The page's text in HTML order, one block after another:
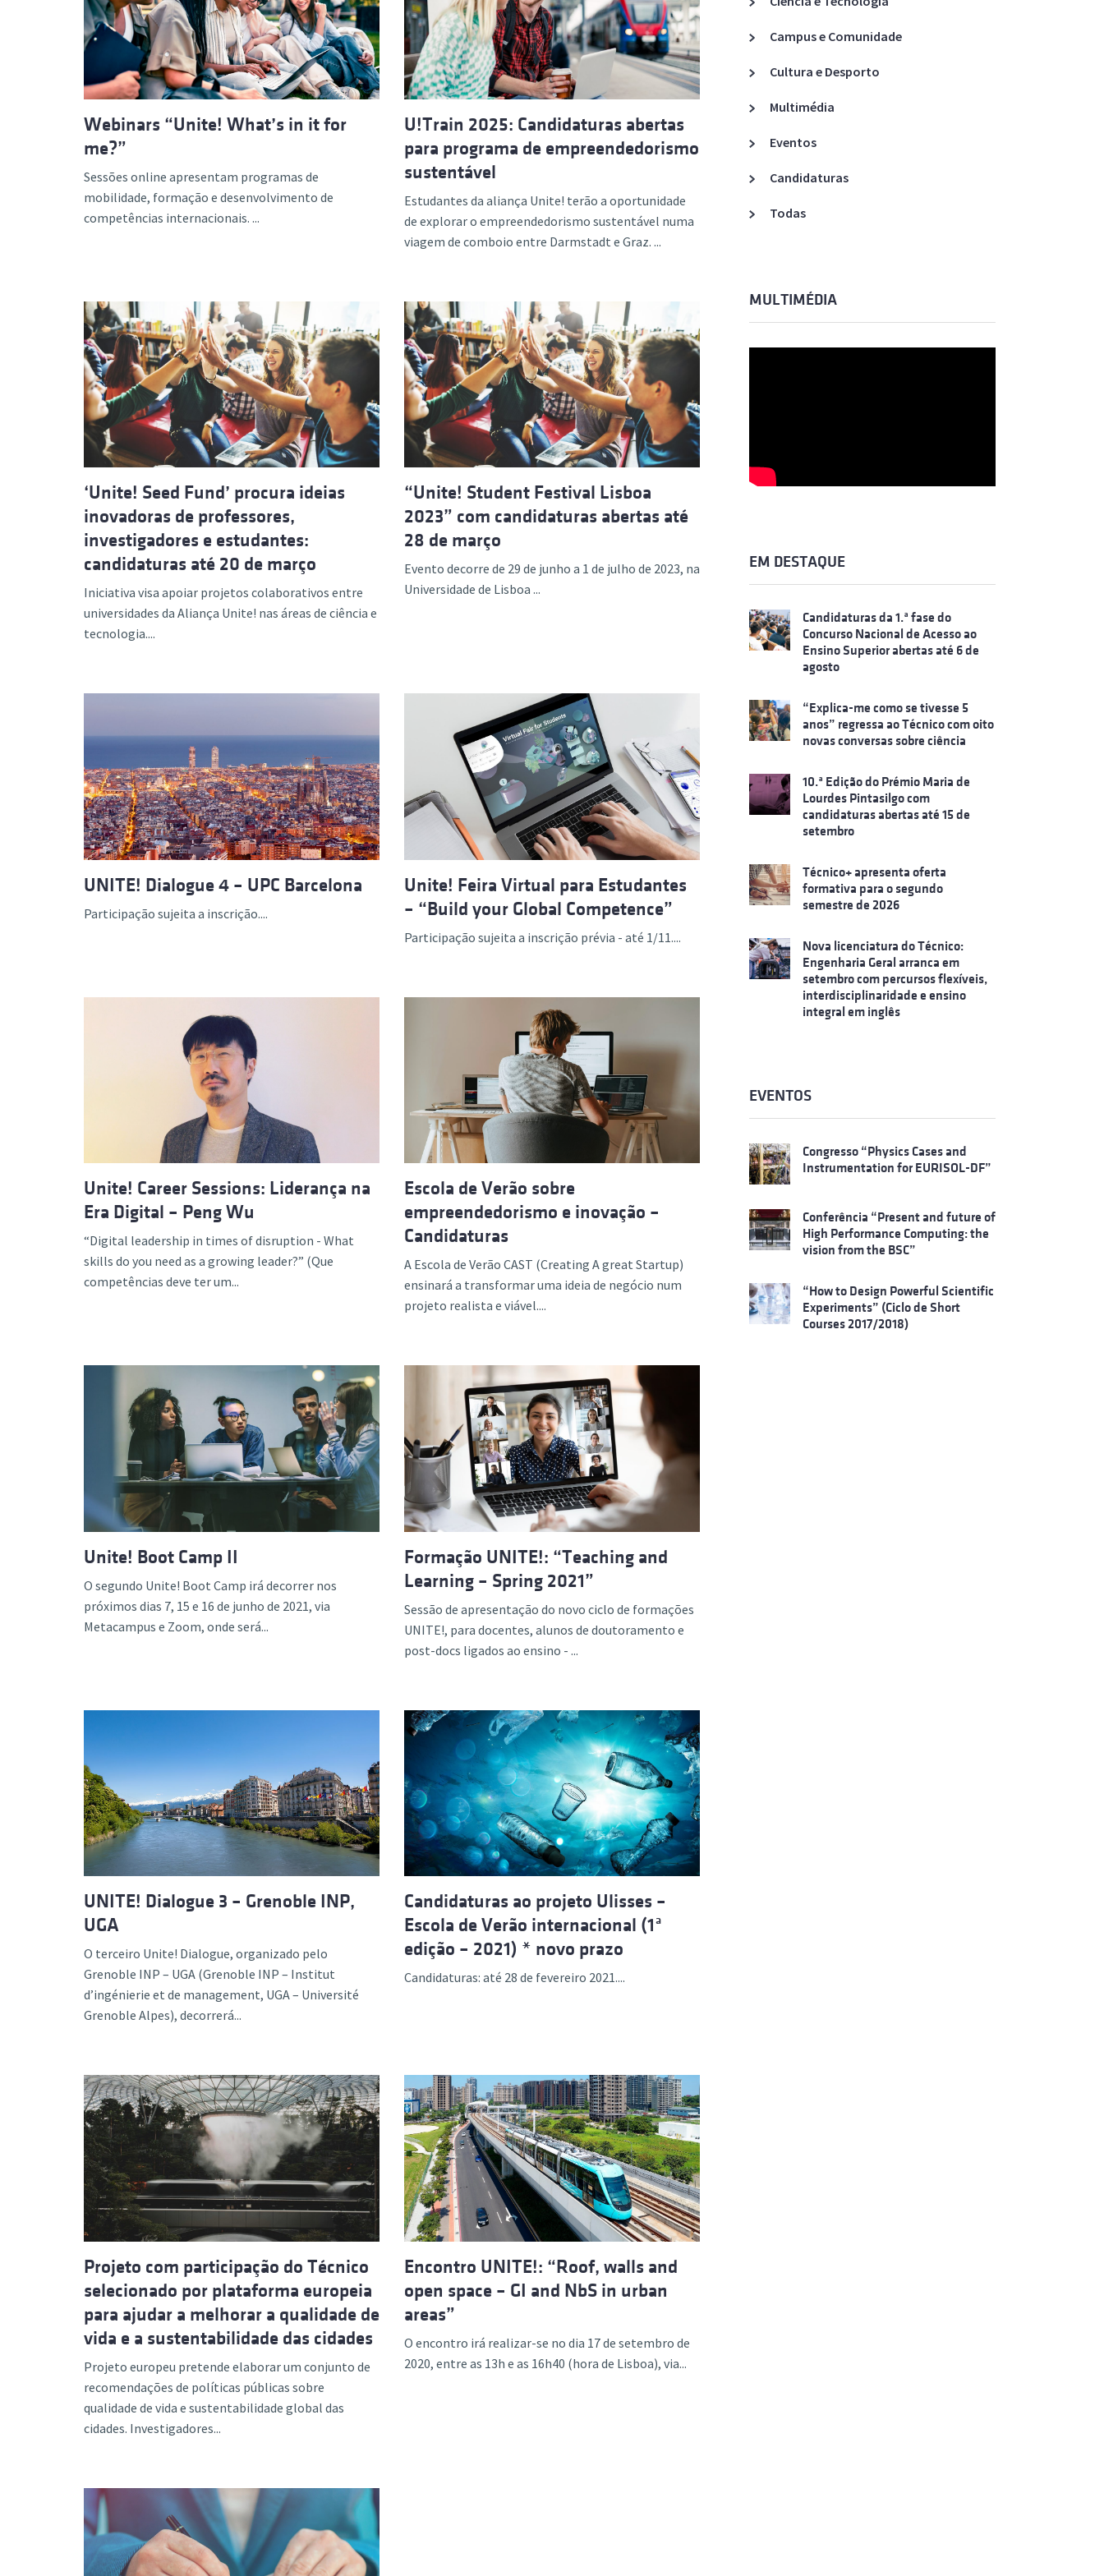
Formação Avançada
Acreditações A3ES
Webinars “Unite! What’s in it for
me?”
Sessões online apresentam programas de
mobilidade, formação e desenvolvimento de
competências internacionais. ...
U!Train 2025: Candidaturas abertas
para programa de empreendedorismo
sustentável
Estudantes da aliança Unite! terão a oportunidade
de explorar o empreendedorismo sustentável numa
viagem de comboio entre Darmstadt e Graz. ...
‘Unite! Seed Fund’ procura ideias
inovadoras de professores,
investigadores e estudantes:
candidaturas até 20 de março
Iniciativa visa apoiar projetos colaborativos entre
universidades da Aliança Unite! nas áreas de ciência e
tecnologia....
“Unite! Student Festival Lisboa
2023” com candidaturas abertas até
28 de março
Evento decorre de 29 de junho a 1 de julho de 2023, na
Universidade de Lisboa ...
UNITE! Dialogue 4 – UPC Barcelona
Participação sujeita a inscrição....
Unite! Feira Virtual para Estudantes
– ­“Build your Global Competence”
Participação sujeita a inscrição prévia - até 1/11....
Unite! Career Sessions: Liderança na
Era Digital – Peng Wu
“Digital leadership in times of disruption - What
skills do you need as a growing leader?” (Que
competências deve ter um...
Escola de Verão sobre
empreendedorismo e inovação –
Candidaturas
A Escola de Verão CAST (Creating A great Startup)
ensinará a transformar uma ideia de negócio num
projeto realista e viável....
Unite! Boot Camp II
O segundo Unite! Boot Camp irá decorrer nos
próximos dias 7, 15 e 16 de junho de 2021, via
Metacampus e Zoom, onde será...
Formação UNITE!: “Teaching and
Learning – Spring 2021”
Sessão de apresentação do novo ciclo de formações
UNITE!, para docentes, alunos de doutoramento e
post-docs ligados ao ensino - ...
UNITE! Dialogue 3 – Grenoble INP,
UGA
O terceiro Unite! Dialogue, organizado pelo
Grenoble INP – UGA (Grenoble INP – Institut
d’ingénierie et de management, UGA – Université
Grenoble Alpes), decorrerá...
Candidaturas ao projeto Ulisses –
Escola de Verão internacional (1ª
edição – 2021) * novo prazo
Candidaturas: até 28 de fevereiro 2021....
Projeto com participação do Técnico
selecionado por plataforma europeia
para ajudar a melhorar a qualidade de
vida e a sustentabilidade das cidades
Projeto europeu pretende elaborar um conjunto de
recomendações de políticas públicas sobre
qualidade de vida e sustentabilidade global das
cidades. Investigadores...
Encontro UNITE!: “Roof, walls and
open space – GI and NbS in urban
areas”
O encontro irá realizar-se no dia 17 de setembro de
2020, entre as 13h e as 16h40 (hora de Lisboa), via...
Campus e Comunidade
Cultura e Desporto
Multimédia
Eventos
Candidaturas
Todas
MULTIMÉDIA
EM DESTAQUE
Candidaturas da 1.ª fase do
Concurso Nacional de Acesso ao
Ensino Superior abertas até 6 de
agosto
“Explica-me como se tivesse 5
anos” regressa ao Técnico com oito
novas conversas sobre ciência
10.ª Edição do Prémio Maria de
Lourdes Pintasilgo com
candidaturas abertas até 15 de
setembro
Técnico+ apresenta oferta
formativa para o segundo
semestre de 2026
Nova licenciatura do Técnico:
Engenharia Geral arranca em
setembro com percursos flexíveis,
interdisciplinaridade e ensino
integral em inglês
EVENTOS
Congresso “Physics Cases and
Instrumentation for EURISOL-DF”
Conferência “Present and future of
High Performance Computing: the
vision from the BSC”
“How to Design Powerful Scientific
Experiments” (Ciclo de Short
Courses 2017/2018)